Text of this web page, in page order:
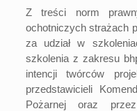
Z treści norm
ochotniczych strażach
za udział w
szkolenia z zakresu
intencji twórców
przedstawicieli
Pożarnej oraz